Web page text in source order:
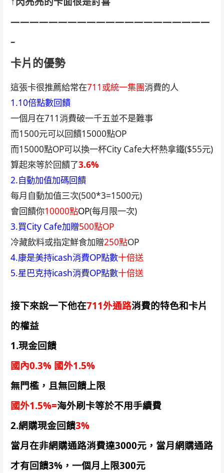
—————————————————————
–
卡片的優勢
這張卡很推薦給常在711或統一集團消費的人
1.10倍點數回饋
一個月在711消費破一千五並不是難事
而1500元可以回饋15000點OP
而15000點OP可以換一杯City Cafe大杯熱拿鐵($55元)
算起來等於回饋了3.6%
2.自動加值加碼回饋
每月自動加值三次(500*3=1500元)
會回饋你10000點OP(每月限一次)
3.買City Cafe加贈500點OP
冷藏飲料或指定鮮食加贈250點OP
4.康是美持icash消費OP點數十倍送
5.星巴克持icash消費OP點數十倍送
接下來說一下他在711外通路消費的特色和卡片
的權益
1.現金回饋
國內0.3% 國外1.5%
無門檻，且無回饋上限
國外1.5%=海外刷卡等於不用手續費
2.網購現金回饋3%
當月在非網購通路消費達3000元，當月網購通路
才有回饋3%，一個月上限300元